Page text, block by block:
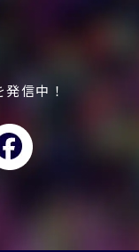
信中！